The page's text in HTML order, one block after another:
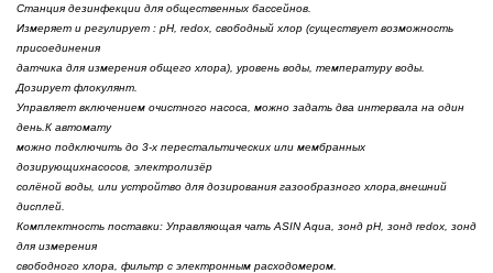
Станция дезинфекции для общественных бассейнов.
Измеряет и регулирует : pH, redox, свободный хлор (существует возможность
присоединения
датчика для измерения общего хлора), уровень воды температуру воды
Дозирует флокулянт
Управляет включением очистного насоса
можно задать два интервала на один
день К автомату
можно подключить до 3-х перестальтических или мембранных
дозирующихнасосов электролизёр
солёной воды или устройтво для дозирования газообразного хлора внешний
дисплей
Комплектность поставки: Управляющая чать ASIN Aqua, зонд pH, зонд redox, зонд
для измерения
свободного хлора, фильтр с электронным расходомером.